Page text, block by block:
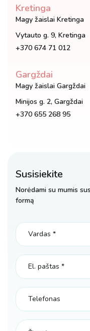
Kretinga
Magy žaislai Kretinga
Vytauto g. 9, Kretinga
+370 674 71 012
Gargždai
Magy žaislai Gargždai
Minijos g. 2, Gargždai
+370 655 268 95
Susisiekite
Norėdami su mumis
formą